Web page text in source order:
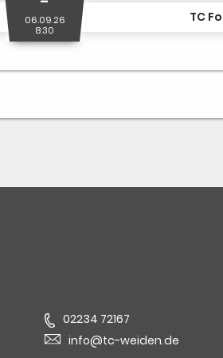
06.09.26
8:30
TC
02234 72167
info@tc-weiden.de